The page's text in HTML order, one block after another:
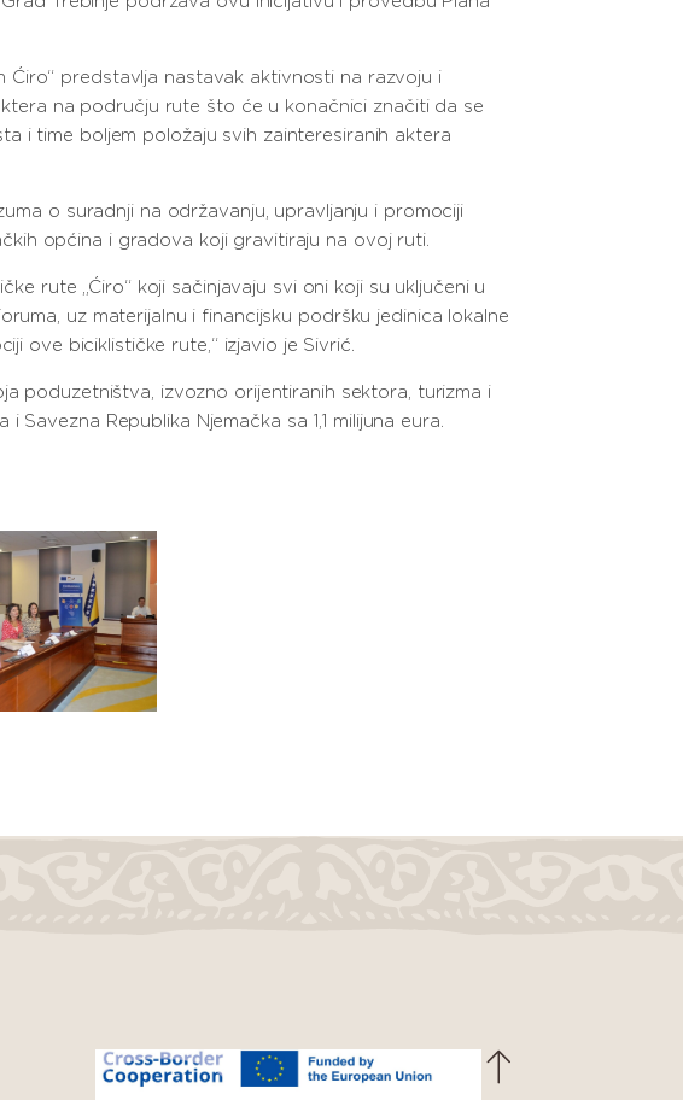
Ćiro“ predstavlja nastavak aktivnosti na razvoju i
na području rute što će u konačnici značiti da se
i time boljem položaju svih zainteresiranih aktera
o suradnji na održavanju, upravljanju i promociji
općina i gradova koji gravitiraju na ovoj ruti.
rute „Ćiro“ koji sačinjavaju svi oni koji su uključeni u
uz materijalnu i financijsku podršku jedinica lokalne
ove biciklističke rute,“ izjavio je Sivrić.
poduzetništva, izvozno orijentiranih sektora, turizma i
Republika Njemačka sa 1,1 milijuna eura.